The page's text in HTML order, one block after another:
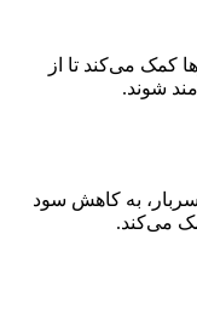
کمک می‌کند تا از
شوند.
به کاهش سود
می‌کند.